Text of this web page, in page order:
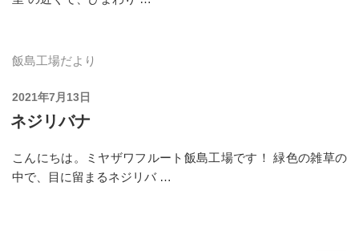
飯島工場だより
投
稿
2021年7月13日
ネジリバナ
こんにちは。ミヤザワフルート飯島工場です！ 緑色の雑草の
中で、目に留まるネジリバ …